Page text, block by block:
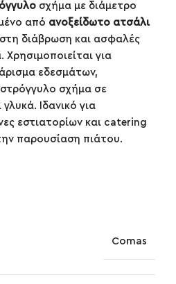
σχήμα με διάμετρο
από ανοξείδωτο ατσάλι
διάβρωση και ασφαλές
για
εδεσμάτων,
σχήμα σε
Ιδανικό για
εστιατορίων και catering
παρουσίαση πιάτου.
Comas